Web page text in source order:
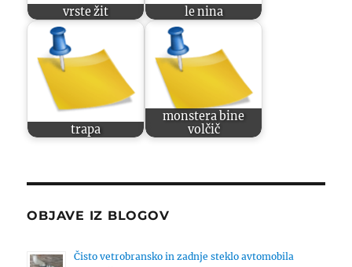
vrste žit le nina
trapa
monstera bine
volčič
OBJAVE IZ BLOGOV
Čisto vetrobransko in zadnje steklo avtomobila